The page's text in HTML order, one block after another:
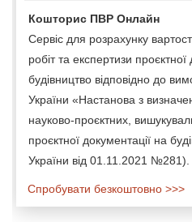
Кошторис ПВР Онлайн
Сервіс для розрахунку
робіт та експертизи проєктної
будівництво відповідно до
України «Настанова з
науково-проєктних,
проєктної документації на
України від 01.11.2021 №281).
Спробувати безкоштовно >>>